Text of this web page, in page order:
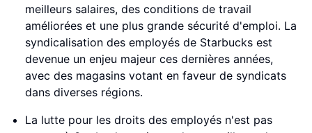
meilleurs salaires, des conditions de travail
améliorées et une plus grande sécurité d'emploi. La
syndicalisation des employés de Starbucks est
devenue un enjeu majeur ces dernières années,
avec des magasins votant en faveur de syndicats
dans diverses régions.
La lutte pour les droits des employés n'est pas